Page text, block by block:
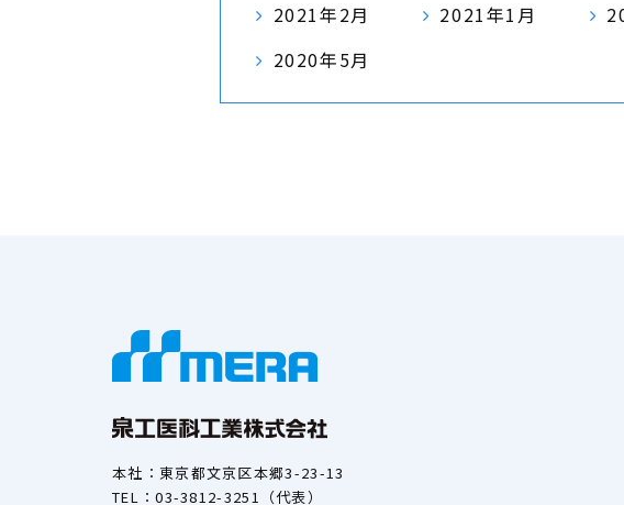
2021年2月
2021年1月
2020年5月
本社：東京都文京区本郷3-23-13
TEL：03-3812-3251（代表）